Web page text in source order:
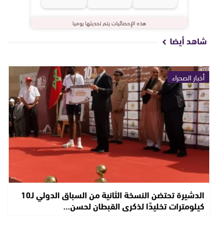
هذه الإحصائيات يتم تحديثها يوميا
شاهد أيضا
أخبار الصحراء
الدشيرة تحتضن النسخة الثانية من السباق الدولي لـ10
كيلومترات تخليدًا لذكرى القبطان لحسن…